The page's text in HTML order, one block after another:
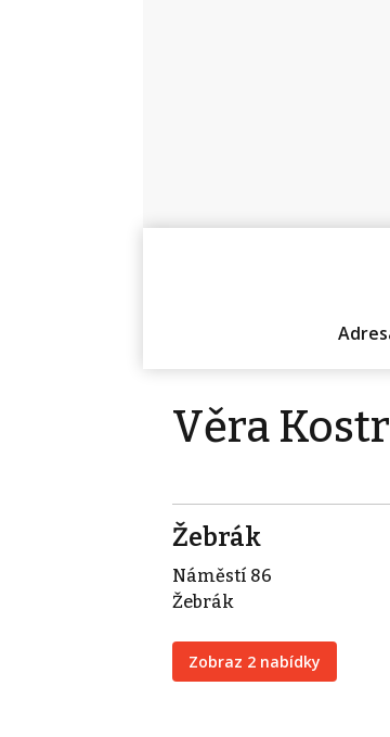
Věra
Žebrák
Náměstí 86
Žebrák
Zobraz 2 nabídky